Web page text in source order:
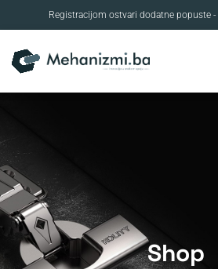
Skip
to
Registracijom ostvari dodatne popuste -
Shop